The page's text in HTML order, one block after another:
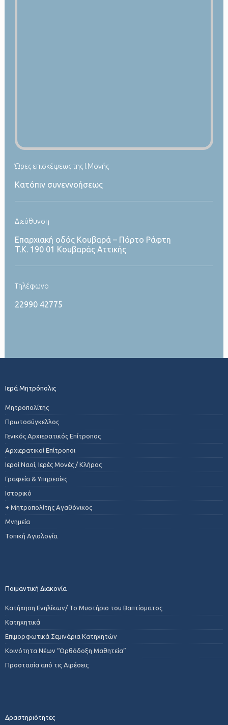
Ώρες επισκέψεως της Ι.Μονής
Κατόπιν συνεννοήσεως
Διεύθυνση
Επαρχιακή οδός Κουβαρά – Πόρτο Ράφτη
T.K. 190 01 Κουβαράς Αττικής
Tηλέφωνο
22990 42775
Ιερά Μητρόπολις
Μητροπολίτης
Πρωτοσύγκελλος
Γενικός Αρχιερατικός Επίτροπος
Αρχιερατικοί Επίτροποι
Ιεροί Ναοί, Ιερές Μονές / Κλήρος
Γραφεία & Υπηρεσίες
Ιστορικό
+ Μητροπολίτης Αγαθόνικος
Μνημεία
Τοπική Αγιολογία
Ποιμαντική Διακονία
Κατήχηση Ενηλίκων/ Το Μυστήριο του Βαπτίσματος
Κατηχητικά
Επιμορφωτικά Σεμινάρια Κατηχητών
Κοινότητα Νέων “Ορθόδοξη Μαθητεία”
Προστασία από τις Αιρέσεις
Δραστηριότητες